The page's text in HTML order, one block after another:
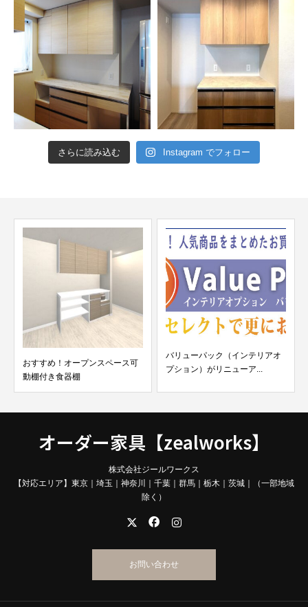
さらに読み込む Instagram でフォロー
おすすめ！オープンスペース可
動棚付き食器棚
バリューパック（インテリアオ
プション）がリニューア...
オーダー家具【zealworks】
株式会社ジールワークス
【対応エリア】東京｜埼玉｜神奈川｜千葉｜群馬｜栃木｜茨城｜（一部地域
除く）
お問い合わせ